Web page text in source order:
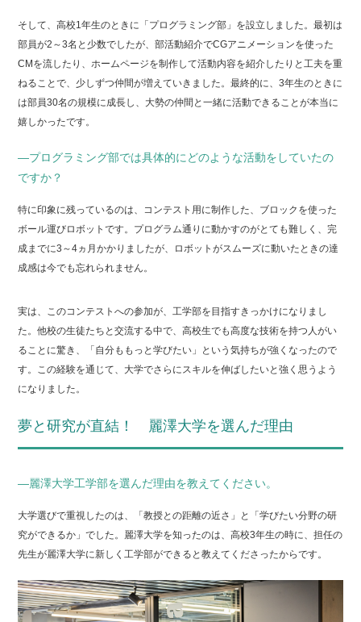
そして、高校1年生のときに「プログラミング部」を設立しました。最初は
部員が2～3名と少数でしたが、部活動紹介でCGアニメーションを使った
CMを流したり、ホームページを制作して活動内容を紹介したりと工夫を重
ねることで、少しずつ仲間が増えていきました。最終的に、3年生のときに
は部員30名の規模に成長し、大勢の仲間と一緒に活動できることが本当に
嬉しかったです。
―プログラミング部では具体的にどのような活動をしていたの
ですか？
特に印象に残っているのは、コンテスト用に制作した、ブロックを使った
ボール運びロボットです。プログラム通りに動かすのがとても難しく、完
成までに3～4ヵ月かかりましたが、ロボットがスムーズに動いたときの達
成感は今でも忘れられません。
実は、このコンテストへの参加が、工学部を目指すきっかけになりまし
た。他校の生徒たちと交流する中で、高校生でも高度な技術を持つ人がい
ることに驚き、「自分ももっと学びたい」という気持ちが強くなったので
す。この経験を通じて、大学でさらにスキルを伸ばしたいと強く思うよう
になりました。
夢と研究が直結！ 麗澤大学を選んだ理由
―麗澤大学工学部を選んだ理由を教えてください。
大学選びで重視したのは、「教授との距離の近さ」と「学びたい分野の研
究ができるか」でした。麗澤大学を知ったのは、高校3年生の時に、担任の
先生が麗澤大学に新しく工学部ができると教えてくださったからです。